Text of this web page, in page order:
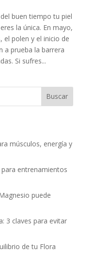
buen tiempo tu piel
la única. En mayo,
el polen y el inicio de
a prueba la barrera
Si sufres...
Buscar
músculos, energía y
entrenamientos
puede
3 claves para evitar
de tu Flora